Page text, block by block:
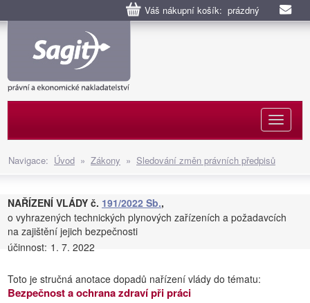
Váš nákupní košík: prázdný
Navigace: Úvod » Zákony » Sledování změn právních předpisů
NAŘÍZENÍ VLÁDY č. 191/2022 Sb.,
o vyhrazených technických plynových zařízeních a požadavcích
na zajištění jejich bezpečnosti
účinnost: 1. 7. 2022
Toto je stručná anotace dopadů nařízení vlády do tématu:
Bezpečnost a ochrana zdraví při práci